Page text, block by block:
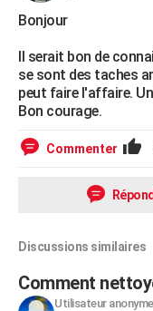
COPAINS D'AVANT
S'inscrire
Se connecter
Lycées
Collèges
Primaires
Universités
Entreprises
Service militaire
Avis de recherche
AVIS DE DÉCÈS
FORUM
Bonjour
Il serait bon de
se sont des taches
peut faire l'affaire.
Bon courage.
Commenter
Discussions similaires
Comment
Utilisateur anonyme